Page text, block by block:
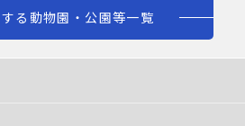
る動物園・公園等一覧